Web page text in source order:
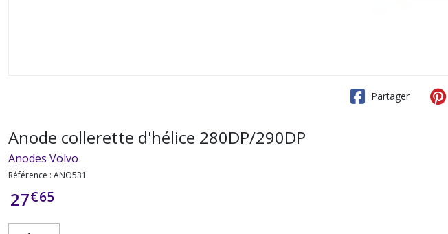
Partager
Anode collerette d'hélice 280DP/290DP
Anodes Volvo
Référence : ANO531
27€65